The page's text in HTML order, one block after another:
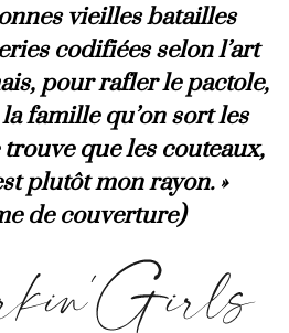
vieilles batailles
codifiées selon l’art
pour rafler le pactole,
la famille qu’on sort les
que les couteaux,
plutôt mon rayon. »
de couverture)